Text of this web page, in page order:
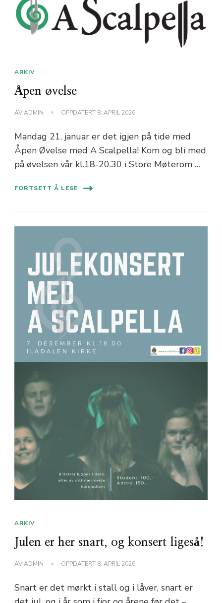
ARKIV
Åpen øvelse
AVADMIN OPPDATERT 8. APRIL 2026
Mandag 21. januar er det igjen på tide med
Åpen Øvelse med A Scalpella! Kom og bli med
på øvelsen vår kl.18-20.30 i Store Møterom …
FORTSETT Å LESE
ARKIV
Julen er her snart, og konsert ligeså!
AVADMIN OPPDATERT 8. APRIL 2026
Snart er det mørkt i stall og i låver, snart er